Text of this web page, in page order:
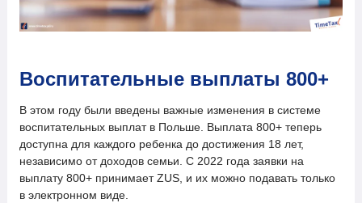
Воспитательные выплаты 800+
В этом году были введены важные изменения в системе
воспитательных выплат в Польше. Выплата 800+ теперь
доступна для каждого ребенка до достижения 18 лет,
независимо от доходов семьи. С 2022 года заявки на
выплату 800+ принимает ZUS, и их можно подавать только
в электронном виде.